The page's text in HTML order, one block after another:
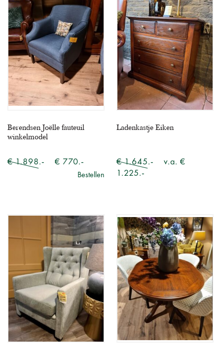
Berendsen Joëlle fauteuil
winkelmodel
€ 1.898.- € 770.-
Bestellen
Ladenkastje Eiken
€ 1.645.-
v.a. €
1.225.-